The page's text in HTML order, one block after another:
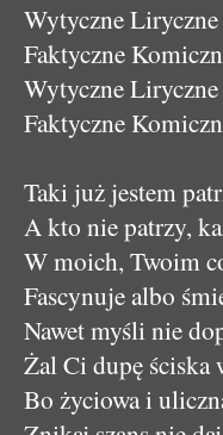
Wytyczne Liryczne
Faktyczne
Wytyczne Liryczne
Faktyczne
Taki już jestem
A kto nie patrzy,
W moich, Twoim
Fascynuje albo
Nawet myśli nie
Żal Ci dupę ściska
Bo życiowa i